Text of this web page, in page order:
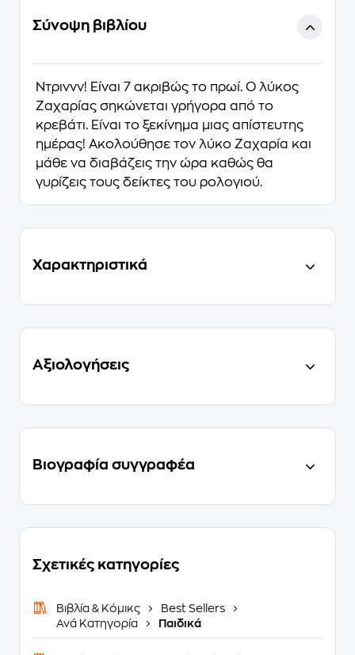
Σύνοψη βιβλίου
Ντριννν! Είναι 7 ακριβώς το πρωί. Ο λύκος
Ζαχαρίας σηκώνεται γρήγορα από το
κρεβάτι. Είναι το ξεκίνημα μιας απίστευτης
ημέρας! Ακολούθησε τον λύκο Ζαχαρία και
μάθε να διαβάζεις την ώρα καθώς θα
γυρίζεις τους δείκτες του ρολογιού.
Χαρακτηριστικά
Αξιολογήσεις
Βιογραφία συγγραφέα
Σχετικές κατηγορίες
Βιβλία & Κόμικς
Best Sellers
Ανά Κατηγορία
Παιδικά